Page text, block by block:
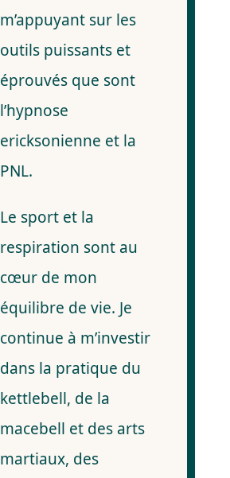
m’appuyant sur les
outils puissants et
éprouvés que sont
l’hypnose
ericksonienne et la
PNL.
Le sport et la
respiration sont au
cœur de mon
équilibre de vie. Je
continue à m’investir
dans la pratique du
kettlebell, de la
macebell et des arts
martiaux, des